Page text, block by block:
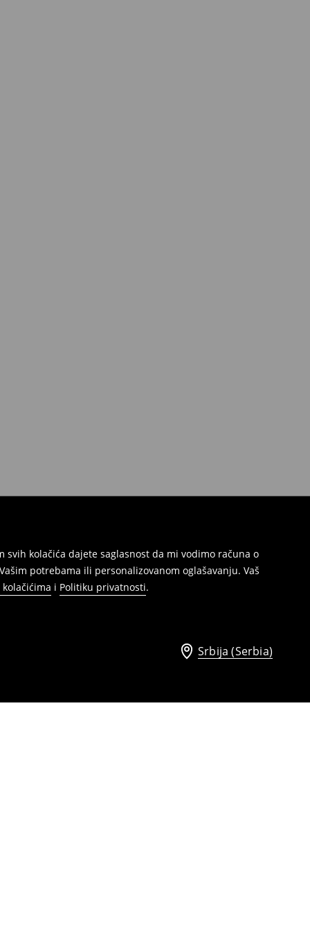
kolačića dajete saglasnost da mi vodimo računa o
potrebama ili personalizovanom oglašavanju. Vaš
i Politiku privatnosti.
Srbija (Serbia)